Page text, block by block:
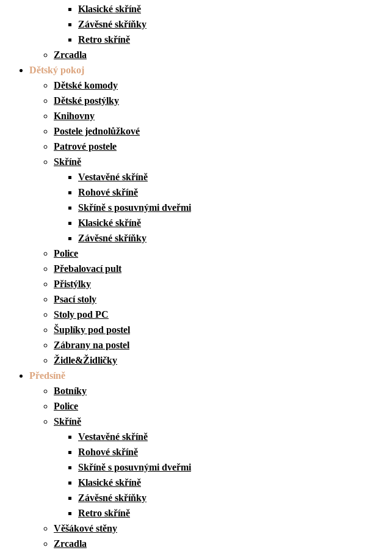
Klasické skříně
Závěsné skříňky
Retro skříně
Zrcadla
Dětský pokoj
Dětské komody
Dětské postýlky
Knihovny
Postele jednolůžkové
Patrové postele
Skříně
Vestavěné skříně
Rohové skříně
Skříně s posuvnými dveřmi
Klasické skříně
Závěsné skříňky
Police
Přebalovací pult
Přistýlky
Psací stoly
Stoly pod PC
Šuplíky pod postel
Zábrany na postel
Židle&Židličky
Předsíně
Botníky
Police
Skříně
Vestavěné skříně
Rohové skříně
Skříně s posuvnými dveřmi
Klasické skříně
Závěsné skříňky
Retro skříně
Věšákové stěny
Zrcadla